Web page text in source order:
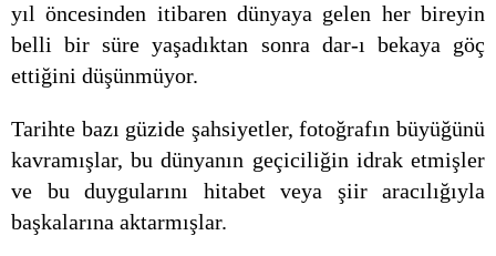
yıl öncesinden itibaren dünyaya gelen her bireyin
belli bir süre yaşadıktan sonra dar-ı bekaya göç
ettiğini düşünmüyor.
Tarihte bazı güzide şahsiyetler, fotoğrafın büyüğünü
kavramışlar, bu dünyanın geçiciliğin idrak etmişler
ve bu duygularını hitabet veya şiir aracılığıyla
başkalarına aktarmışlar.